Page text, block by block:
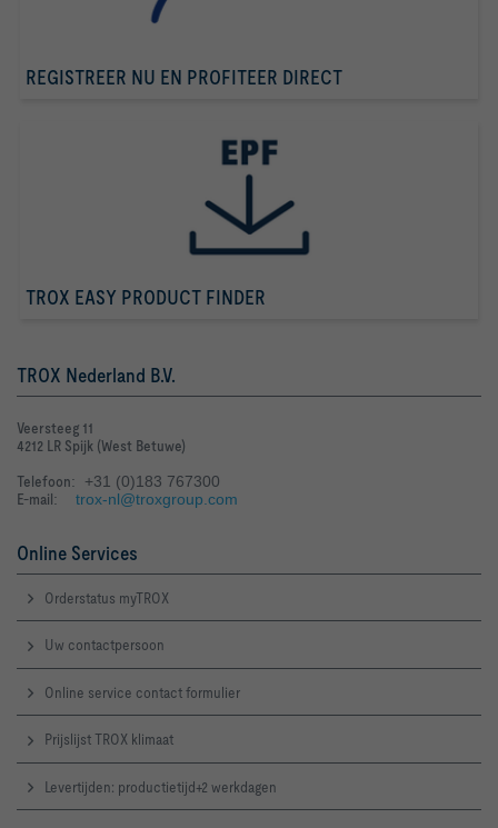
REGISTREER NU EN PROFITEER DIRECT
TROX EASY PRODUCT FINDER
TROX Nederland B.V.
Veersteeg 11
4212 LR Spijk (West Betuwe)
Telefoon: +31 (0)183 767300
E-mail: trox-nl@troxgroup.com
Online Services
Orderstatus myTROX
Uw contactpersoon
Online service contact formulier
Prijslijst TROX klimaat
Levertijden: productietijd+2 werkdagen